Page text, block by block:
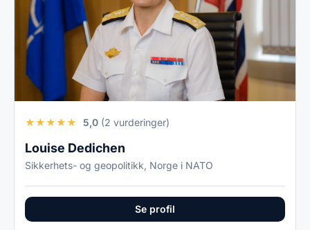
★★★★★ 5,0 (2 vurderinger)
Louise Dedichen
Sikkerhets- og geopolitikk, Norge i NATO
Se profil